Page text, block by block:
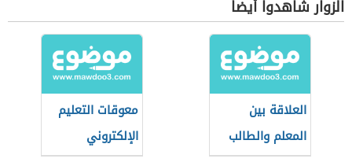
الزوار شاهدوا أيضاً
العلاقة بين
المعلم والطالب
معوقات التعليم
الإلكتروني